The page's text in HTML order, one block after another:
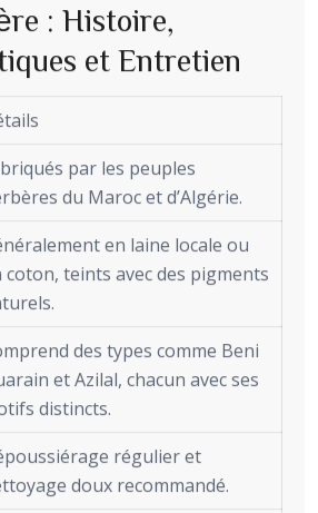
: Histoire,
et Entretien
par les peuples
du Maroc et d’Algérie.
en laine locale ou
coton, teints avec des pigments
des types comme Beni
et Azilal, chacun avec ses
distincts.
régulier et
doux recommandé.